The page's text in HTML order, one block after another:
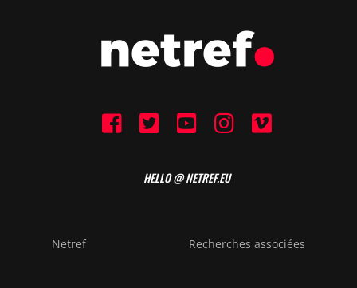
HELLO @ NETREF.EU
Netref Recherches associées